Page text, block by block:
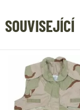
SOUVISEJÍCÍ